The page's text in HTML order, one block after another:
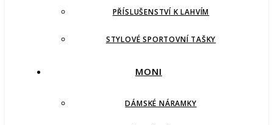
PŘÍSLUŠENSTVÍ K LAHVÍM
STYLOVÉ SPORTOVNÍ TAŠKY
MONI
DÁMSKÉ NÁRAMKY